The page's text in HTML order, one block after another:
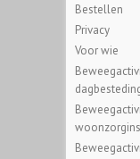
Bestellen
Privacy
Voor wie